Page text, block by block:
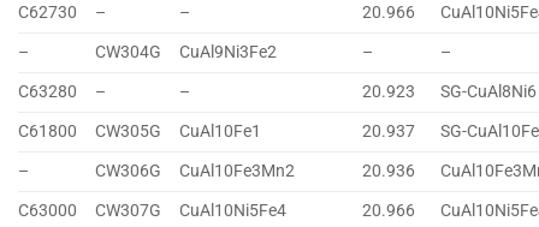
C62730
– – 20.966
–
CW304G CuAl9Ni3Fe2 –
–
C63280
– – 20.923
SG-CuAl8Ni6
C61800
CW305G CuAl10Fe1 20.937
SG-CuAl10Fe
–
CW306G CuAl10Fe3Mn2 20.936
C63000
CW307G CuAl10Ni5Fe4 20.966